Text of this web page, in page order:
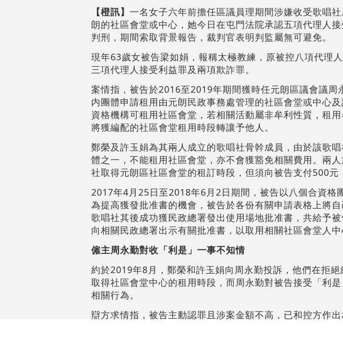
【橙訊】 一名女子六年前擔任區議員理期間涉嫌收受歌唱
朗的社區會堂或中心，她今日在屯門法院承認五項代理人
判刑，期間索取背景報告，裁判官表明判監屬無可避免。
現年63歲女被告梁如娟，報稱太極教練，原被控八項代理
三項代理人接受利益罪及兩項欺詐罪。
案情指，被告於2016至2019年期間獲時任元朗區議會議周
内團體申請租用由元朗民政事務處管理的社區會堂或中心
資格機構可租用社區會堂，若相關活動屬非牟利性質，租
將獲編配的社區會堂租用時段轉讓予他人。
鄭榮及許玉娟為其兩人成立的歌唱社骨幹成員，由於該歌
體之一，不能租用社區會堂，亦不會獲豁免相關費用。兩
社取得元朗區社區會堂的租訂時段，但須向被告支付500元
2017年4月25日至2018年6月2日期間，被告以八個合資格
為提高獲發批准書的機會，被告於各份有關申請表格上將
歌唱社其後成功獲民政總署發出使用場地批准書，共給予
向相關民政總署出示有關批准書，以取用相關社區會堂人
僱主周永勤對收「利是」一事不知情
約於2019年8月，鄭榮和許玉娟向周永勤投訴，他們在拒
取得社區會堂中心的租用時段，而周永勤對被告接受「利
相關行為。
辯方求情指，被告主動認罪且涉案金額不高，已和控方作